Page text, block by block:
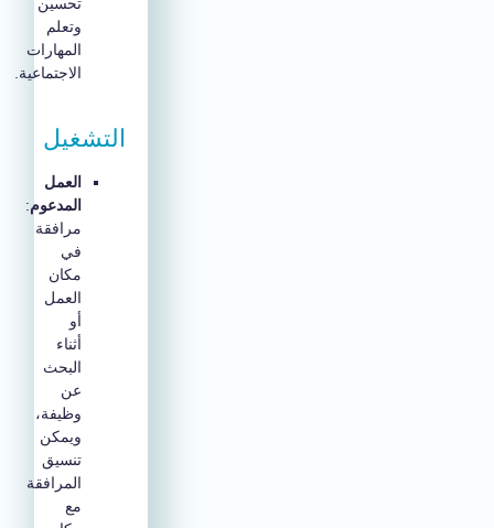
تحسين
وتعلم
المهارات
الاجتماعية.
التشغيل
العمل
المدعوم:
مرافقة
مكان
العمل
أثناء
البحث
وظيفة،
ويمكن
تنسيق
المرافقة